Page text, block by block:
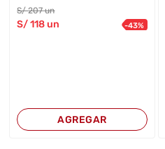
S/207 un
S/118 un -43%
AGREGAR